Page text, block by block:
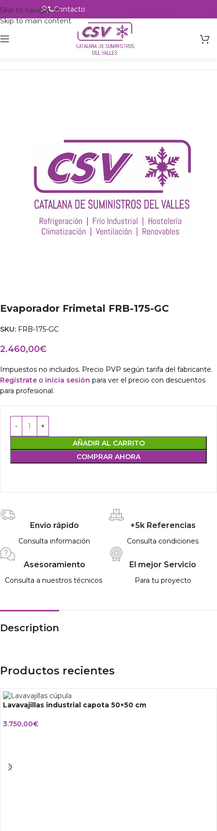
Skip to navigation
Skip to main content
Contacto
Intercambio
Evaporador Frimetal FRB-175-GC
SKU: FRB-175-GC
2.460,00€
Impuestos no incluidos. Precio PVP según tarifa del fabricante.
Regístrate o inicia sesión para ver el precio con descuentos
para profesional.
AÑADIR AL CARRITO
COMPRAR AHORA
Envío rápido
Consulta información
+5k Referencias
Consulta condiciones
Asesoramiento
Consulta a nuestros técnicos
El mejor Servicio
Para tu proyecto
Description
Productos recientes
Lavavajillas industrial capota 50×50 cm
3.750,00€